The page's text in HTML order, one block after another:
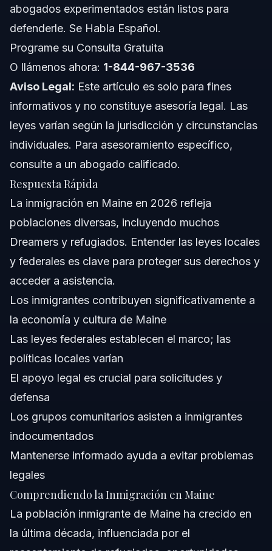
Paso 5: Asista a Entrevistas y Audiencias
Lista de Documentos o Pruebas
Cronograma: Qué Esperar en Su Caso
Costos y Tarifas: Factores que Inciden en el
Precio
Errores Comunes y Cómo Evitarlos
Notas para NC, FL y a Nivel Nacional
Notas Sobre Carolina del Norte
Conceptos Generales y Variaciones Nacionales
Cuándo Llamar a un Abogado Inmediatamente
Acerca de Vasquez Law Firm
Confianza y Experiencia del Abogado
Preguntas Frecuentes
¿Por qué los somalíes se mudan a Maine?
indocumentados en Maine?
¿Cómo puedo obtener asistencia de inmigración en
Maine?
¿Qué debo hacer si me detienen agentes de
inmigración en Maine?
abogados experimentados están listos para
defenderle. Se Habla Español.
Programe su Consulta Gratuita
O llámenos ahora: 1-844-967-3536
Aviso Legal: Este artículo es solo para fines
informativos y no constituye asesoría legal. Las
leyes varían según la jurisdicción y circunstancias
individuales. Para asesoramiento específico,
consulte a un abogado calificado.
Respuesta Rápida
La inmigración en Maine en 2026 refleja
poblaciones diversas, incluyendo muchos
Dreamers y refugiados. Entender las leyes locales
y federales es clave para proteger sus derechos y
acceder a asistencia.
Los inmigrantes contribuyen significativamente a
la economía y cultura de Maine
Las leyes federales establecen el marco; las
políticas locales varían
El apoyo legal es crucial para solicitudes y
defensa
Los grupos comunitarios asisten a inmigrantes
indocumentados
Mantenerse informado ayuda a evitar problemas
legales
Comprendiendo la Inmigración en Maine
La población inmigrante de Maine ha crecido en
la última década, influenciada por el